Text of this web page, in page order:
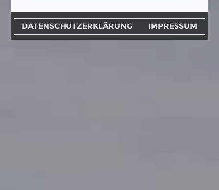
DATENSCHUTZERKLÄRUNG IMPRESSUM